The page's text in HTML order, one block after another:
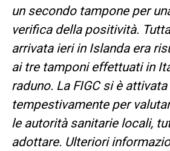
un secondo tampone per
verifica della positività.
arrivata ieri in Islanda era
ai tre tamponi effettuati in
raduno. La FIGC si è attivata
tempestivamente per
le autorità sanitarie locali,
adottare. Ulteriori